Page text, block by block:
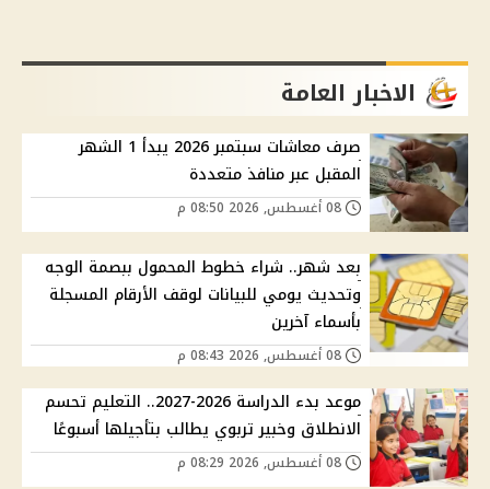
الاخبار العامة
صرف معاشات سبتمبر 2026 يبدأ 1 الشهر
المقبل عبر منافذ متعددة
بعد شهر.. شراء خطوط المحمول ببصمة الوجه
وتحديث يومي للبيانات لوقف الأرقام المسجلة
بأسماء آخرين
موعد بدء الدراسة 2026-2027.. التعليم تحسم
الانطلاق وخبير تربوي يطالب بتأجيلها أسبوعًا